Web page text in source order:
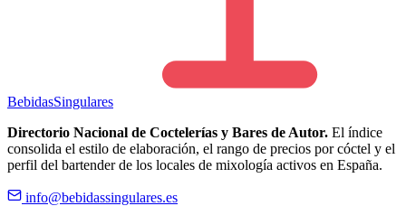
BebidasSingulares
Directorio Nacional de Coctelerías y Bares de Autor. El índice
consolida el estilo de elaboración, el rango de precios por cóctel y el
perfil del bartender de los locales de mixología activos en España.
info@bebidassingulares.es